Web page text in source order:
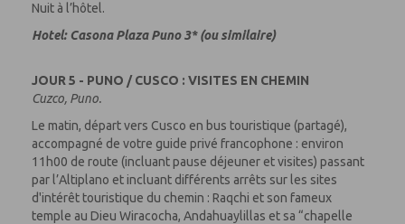
Nuit à l’hôtel.
Hotel: Casona Plaza Puno 3* (ou similaire)
JOUR 5 - PUNO / CUSCO : VISITES EN CHEMIN
Cuzco, Puno.
Le matin, départ vers Cusco en bus touristique (partagé),
accompagné de votre guide privé francophone : environ
11h00 de route (incluant pause déjeuner et visites) passant
par l’Altiplano et incluant différents arrêts sur les sites
d'intérêt touristique du chemin : Raqchi et son fameux
temple au Dieu Wiracocha, Andahuaylillas et sa “chapelle